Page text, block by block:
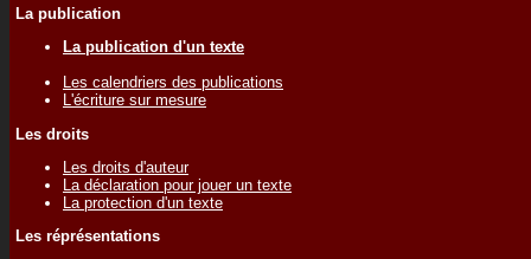
La publication
La publication d'un texte
Les calendriers des publications
L'écriture sur mesure
Les droits
Les droits d'auteur
La déclaration pour jouer un texte
La protection d'un texte
Les réprésentations